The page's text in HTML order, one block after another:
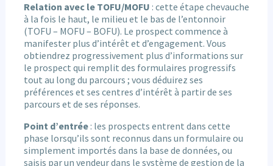
Relation avec le TOFU/MOFU : cette étape chevauche
à la fois le haut, le milieu et le bas de l’entonnoir
(TOFU – MOFU – BOFU). Le prospect commence à
manifester plus d’intérêt et d’engagement. Vous
obtiendrez progressivement plus d’informations sur
le prospect qui remplit des formulaires progressifs
tout au long du parcours ; vous déduirez ses
préférences et ses centres d’intérêt à partir de ses
parcours et de ses réponses.
Point d’entrée: les prospects entrent dans cette
phase lorsqu’ils sont reconnus dans un formulaire ou
simplement importés dans la base de données, ou
saisis par un vendeur dans le système de gestion de la